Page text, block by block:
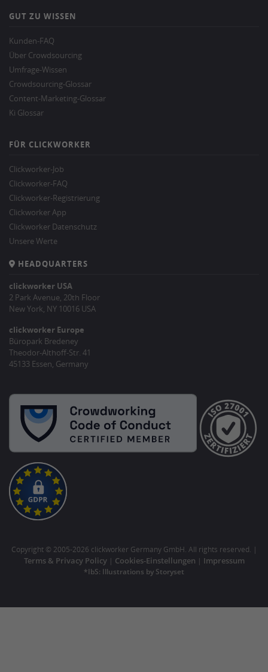
GUT ZU WISSEN
Kunden-FAQ
Über Crowdsourcing
Umfrage-Wissen
Crowdsourcing-Glossar
Content-Marketing-Glossar
Ki Glossar
FÜR CLICKWORKER
Clickworker-Job
Clickworker-FAQ
Clickworker-Registrierung
Clickworker App
Clickworker Datenschutz
Unsere Werte
HEADQUARTERS
clickworker USA
2 Park Avenue, 20th Floor
New York, NY 10016 USA
clickworker Europe
Büropark Bredeney
Theodor-Althoff-Str. 41
45133 Essen, Germany
Copyright © 2005-2026 clickworker Germany GmbH. All rights reserved. |
Terms & Privacy Policy| Cookies-Einstellungen | Impressum
*IbS: Illustrations by Storyset